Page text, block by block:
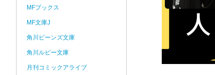
MFブックス
MF文庫J
角川ビーンズ文庫
角川ルビー文庫
月刊コミックアライブ